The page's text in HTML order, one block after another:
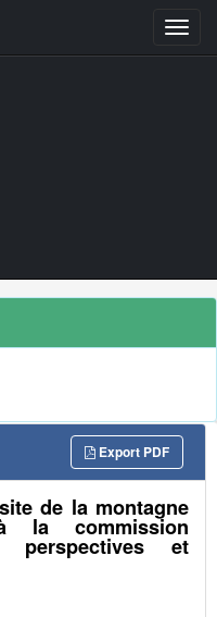
Export PDF
de la montagne
la commission
perspectives et